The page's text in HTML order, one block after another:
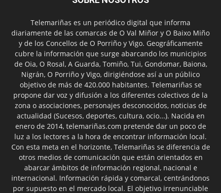
Telemariñas es un periódico digital que informa
diariamente de las comarcas de O Val Miñor y O Baixo Miño
y de los Concellos de O Porriño y Vigo. Geográficamente
cubre la información que surge abarcando los municipios
de Oia, O Rosal, A Guarda, Tomiño, Tui, Gondomar, Baiona,
Nigrán, O Porriño y Vigo, dirigiéndose así a un público
objetivo de más de 420.000 habitantes. Telemariñas se
propone dar voz y difusión a los diferentes colectivos de la
zona o asociaciones, personajes desconocidos, noticias de
actualidad (Sucesos, deportes, cultura, ocio...). Nacida en
enero de 2014, telemariñas.com pretende dar un poco de
luz a los lectores a la hora de encontrar información local.
Con esta meta en el horizonte, Telemariñas se diferencia de
otros medios de comunicación que están orientados en
abarcar ámbitos de información regional, nacional e
internacional. Información rápida y comarcal, centrándonos
por supuesto en el mercado local. El objetivo irrenunciable